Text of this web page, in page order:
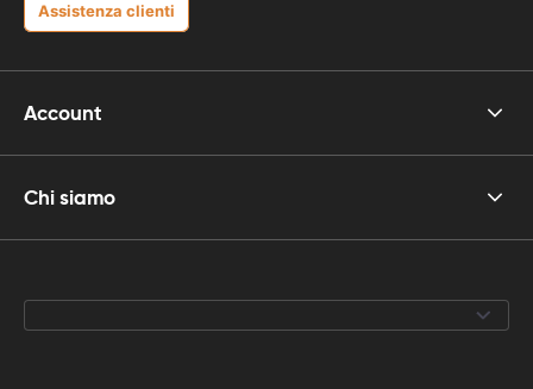
Assistenza clienti
Account
Chi siamo